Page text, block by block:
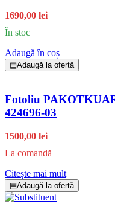
1690,00 lei
În stoc
Adaugă în coș
▤Adaugă la ofertă
Fotoliu
424696-03
1500,00 lei
La comandă
Citește mai mult
▤Adaugă la ofertă